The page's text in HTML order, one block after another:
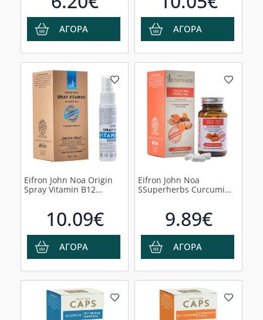
ΑΓΟΡΑ ΑΓΟΡΑ
Eifron John Noa Origin
Spray Vitamin B12
του Νευρικού
Συστήματος Spray, 30ml
10.09€
ΑΓΟΡΑ
Eifron John Noa
SSuperherbs Curcumi
με Κουρκουμά, 60
Φυσικές Κάψουλες
9.89€
ΑΓΟΡΑ